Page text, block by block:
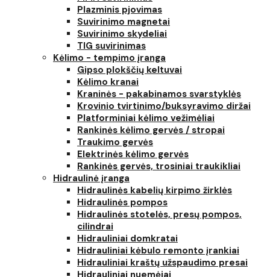
Plazminis pjovimas
Suvirinimo magnetai
Suvirinimo skydeliai
TIG suvirinimas
Kėlimo - tempimo įranga
Gipso plokščių keltuvai
Kėlimo kranai
Kraninės - pakabinamos svarstyklės
Krovinio tvirtinimo/buksyravimo diržai
Platforminiai kėlimo vežimėliai
Rankinės kėlimo gervės / stropai
Traukimo gervės
Elektrinės kėlimo gervės
Rankinės gervės, trosiniai traukikliai
Hidraulinė įranga
Hidraulinės kabelių kirpimo žirklės
Hidraulinės pompos
Hidraulinės stotelės, presų pompos,
cilindrai
Hidrauliniai domkratai
Hidrauliniai kėbulo remonto įrankiai
Hidrauliniai kraštų užspaudimo presai
Hidrauliniai nuemėjai